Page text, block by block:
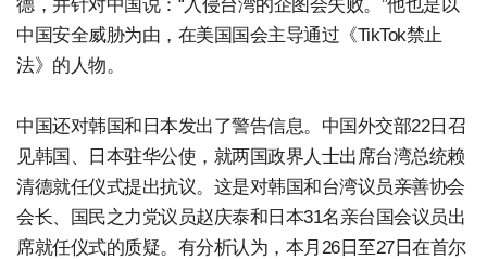
德，并针对中国说：“入侵台湾的企图会失败。”他也是以
中国安全威胁为由，在美国国会主导通过《TikTok禁止
法》的人物。
中国还对韩国和日本发出了警告信息。中国外交部22日召
见韩国、日本驻华公使，就两国政界人士出席台湾总统赖
清德就任仪式提出抗议。这是对韩国和台湾议员亲善协会
会长、国民之力党议员赵庆泰和日本31名亲台国会议员出
席就任仪式的质疑。有分析认为，本月26日至27日在首尔